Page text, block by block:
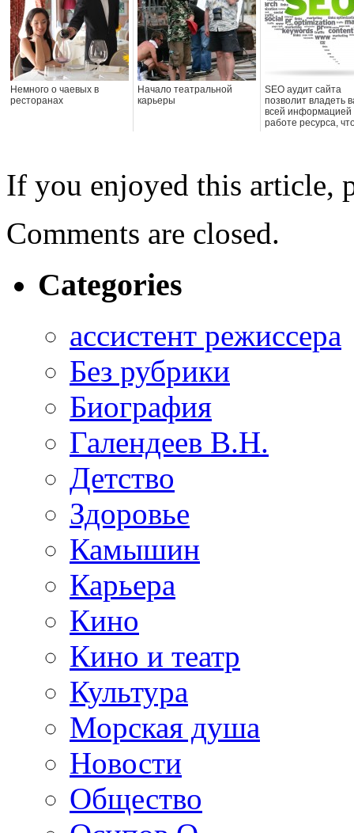
Немного о чаевых в
ресторанах
Начало театральной
карьеры
SEO аудит сайта
позволит владеть
всей информацией
работе ресурса,
If you enjoyed this article,
Comments are closed.
Categories
ассистент режиссера
Без рубрики
Биография
Галендеев В.Н.
Детство
Здоровье
Камышин
Карьера
Кино
Кино и театр
Культура
Морская душа
Новости
Общество